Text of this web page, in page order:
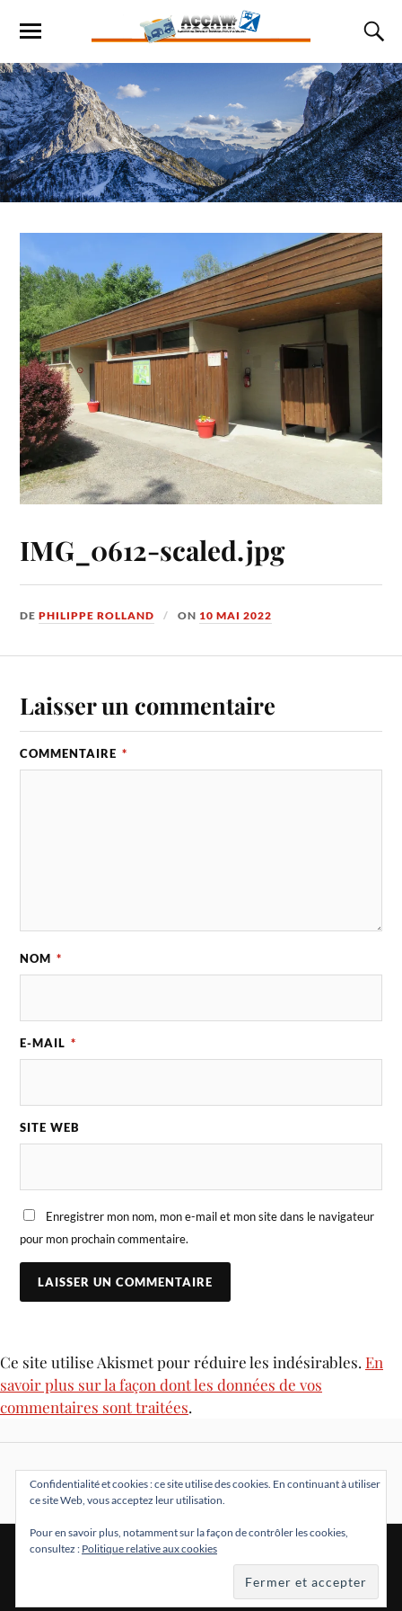
IMG_0612-scaled.jpg
DEPHILIPPE ROLLAND ON 10 MAI 2022
Laisser un commentaire
COMMENTAIRE *
NOM *
E-MAIL *
SITE WEB
Enregistrer mon nom, mon e-mail et mon site dans le navigateur
pour mon prochain commentaire.
Ce site utilise Akismet pour réduire les indésirables. En
savoir plus sur la façon dont les données de vos
commentaires sont traitées.
WORDPRESS & THÈME PAR
ANDERS NORÉN
Confidentialité et cookies : ce site utilise des cookies. En continuant à utiliser
ce site Web, vous acceptez leur utilisation.
Pour en savoir plus, notamment sur la façon de contrôler les cookies,
consultez : Politique relative aux cookies